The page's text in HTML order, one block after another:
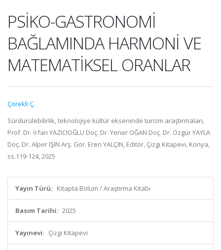
PSİKO-GASTRONOMİ
BAĞLAMINDA HARMONİ VE
MATEMATİKSEL ORANLAR
Çörekli Ç.
Sürdürülebilirlik, teknolojiye kültür ekseninde turizm araştırmaları,
Prof. Dr. İrfan YAZICIOĞLU Doç. Dr. Yener OĞAN Doç. Dr. Özgür YAYLA
Doç. Dr. Alper IŞIN Arş. Gör. Eren YALÇIN, Editör, Çizgi Kitapevi, Konya,
ss.119-124, 2025
Yayın Türü: Kitapta Bölüm / Araştırma Kitabı
Basım Tarihi: 2025
Yayınevi: Çizgi Kitapevi